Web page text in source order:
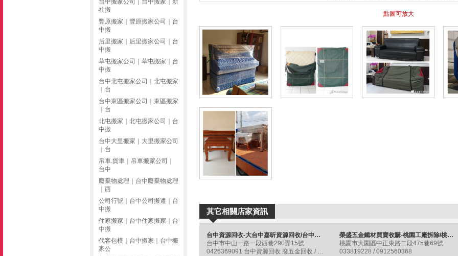
社搬
豐原搬家｜豐原搬家公司｜台
中搬
后里搬家｜后里搬家公司｜台
中搬
草屯搬家公司｜草屯搬家｜台
中搬
台中北屯搬家公司｜北屯搬家
｜台
台中東區搬家公司｜東區搬家
｜台
北屯搬家｜北屯搬家公司｜台
中搬
台中大里搬家｜大里搬家公司
｜台
吊車.貨車｜吊車搬家公司｜
台中
廢棄物處理｜台中廢棄物處理
｜西
公司行號｜台中公司搬遷｜台
中搬
住家搬家｜台中住家搬家｜台
中搬
代客包模｜台中搬家｜台中搬
家公
點圖可放大
其它相關店家資訊
台中資源回收-大台中嘉昕資源回收/台中電子廢料/廢五金回收/廢電腦回收/廢家電回收/廢資訊回收
台中市中山一路一段西巷290弄15號
榮盛五金鐵材買賣收購-桃園工廠拆除/桃園設備拆除/桃園廢五金回收/桃園保稅報廢
桃園市大園區中正東路二段475巷69號
033819228 / 0912560368